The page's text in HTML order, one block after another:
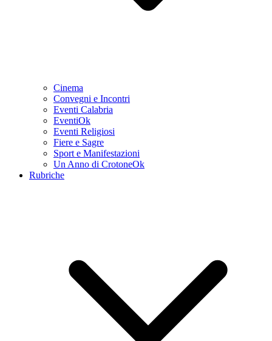
Cinema
Convegni e Incontri
Eventi Calabria
EventiOk
Eventi Religiosi
Fiere e Sagre
Sport e Manifestazioni
Un Anno di CrotoneOk
Rubriche